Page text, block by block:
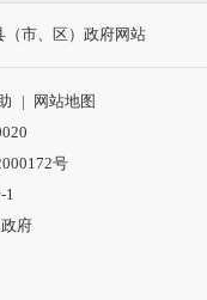
（市、区）政府网站
|
网站地图
号
1
府